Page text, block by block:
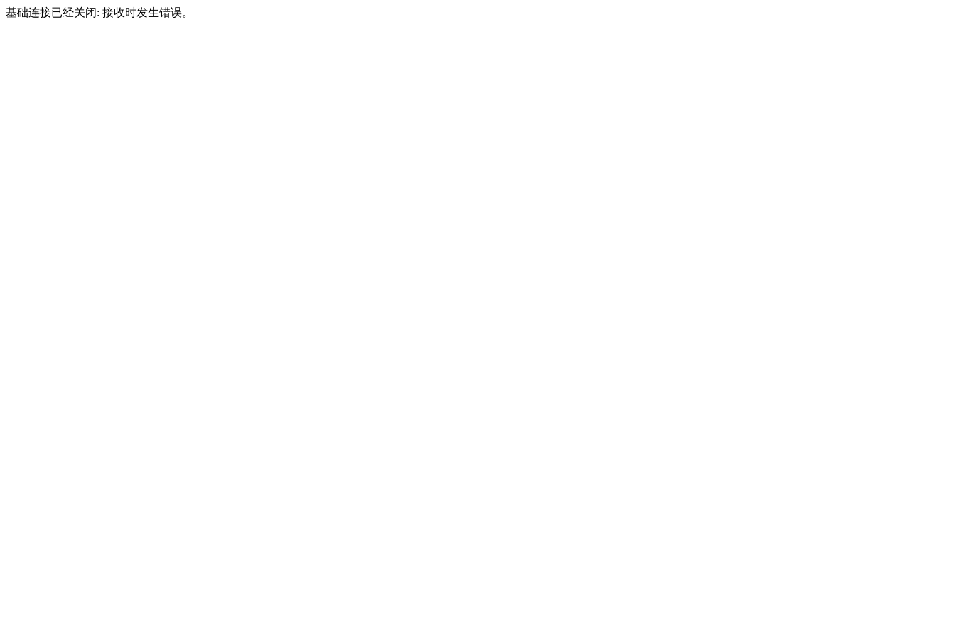
基础连接已经关闭: 接收时发生错误。